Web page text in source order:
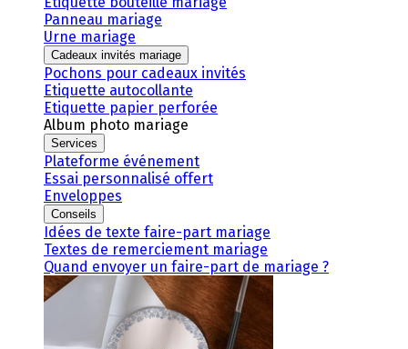
Panneau mariage
Urne mariage
Cadeaux invités mariage
Pochons pour cadeaux invités
Etiquette autocollante
Etiquette papier perforée
Album photo mariage
Services
Plateforme événement
Essai personnalisé offert
Enveloppes
Conseils
Idées de texte faire-part mariage
Textes de remerciement mariage
Quand envoyer un faire-part de mariage ?